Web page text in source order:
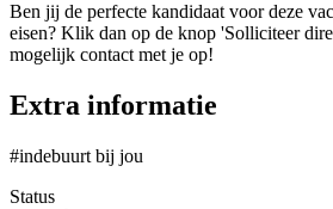
Ben jij de perfecte kandidaat voor deze
eisen? Klik dan op de knop 'Solliciteer
mogelijk contact met je op!
Extra informatie
#indebuurt bij jou
Status